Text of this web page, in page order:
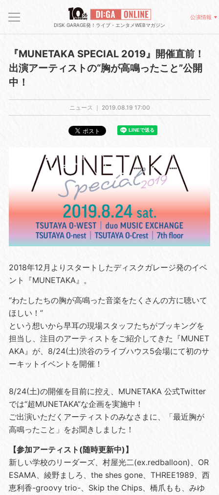
DISK GARAGE発！ライブ・エンタメWEBマガジン
公演情報
『MUNETAKA SPECIAL 2019』開催直前！
出演アーティストの“胸が高鳴ったこと”公開
中！
ニュース ｜ 2019.08.19 17:00
2018年12月よりスタートしたディスクガレージ発のイベ
ント『MUNETAKA』。
“わたしたちの胸が高鳴った音楽をたくさんの方に聴いて
ほしい！”
という想いから早耳の現場スタッフたちがブッキングを
担当し、注目のアーティストをご紹介してきた『MUNET
AKA』が、8/24(土)渋谷のライブハウス5会場にて初のサ
ーキットイベントを開催！
8/24(土)の開催を目前に控え、MUNETAKA 公式Twitter
では“超MUNETAKA”な企画を実施中！
ご出演いただくアーティストのみなさまに、「最近胸が
高鳴ったこと」をお聞きしました！
【参加アーティスト(随時更新中)】
新しい学校のリーダーズ、村屋光二(ex.redballoon)、OR
ESAMA、綾野ましろ、the shes gone、THREE1989、西
恵利香-groovy trio-、Skip the Chips、橋爪もも、みゆ